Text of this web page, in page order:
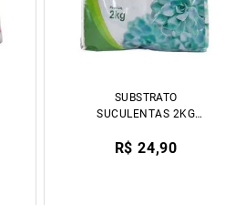
SUBSTRATO
SUCULENTAS 2KG
R$ 24,90